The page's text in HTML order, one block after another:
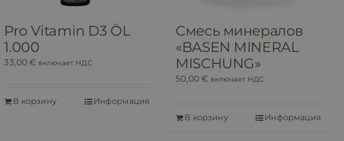
Pro Vitamin D3 ÖL
1.000
33,00€ включает НДС
В корзину Информация
Смесь минералов
«BASEN MINERAL
MISCHUNG»
50,00€ включает НДС
В корзину Информация